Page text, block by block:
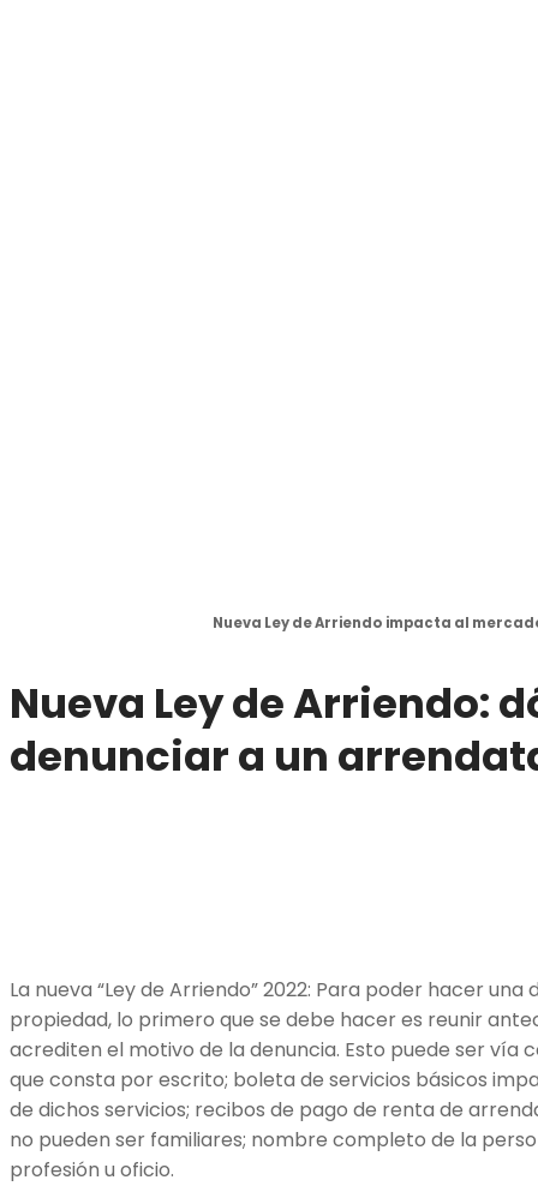
Nueva Ley de Arriendo impacta al
Nueva Ley de Arriendo:
denunciar a un
La nueva “Ley de Arriendo” 2022: Para poder hacer
propiedad, lo primero que se debe hacer es reunir
acrediten el motivo de la denuncia. Esto puede ser vía
que consta por escrito; boleta de servicios básicos
de dichos servicios; recibos de pago de renta de
no pueden ser familiares; nombre completo de la
profesión u oficio.